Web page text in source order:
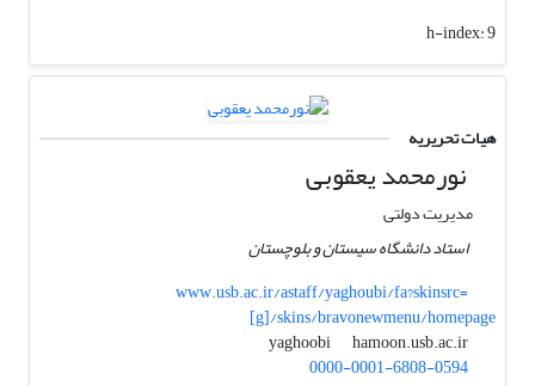
h-index:9
هیات تحریریه
نورمحمد یعقوبی
مدیریت دولتی
استاد دانشگاه سیستان و بلوچستان
www.usb.ac.ir/astaff/yaghoubi/fa?skinsrc=
[g]/skins/bravonewmenu/homepage
yaghoobi
hamoon.usb.ac.ir
0000-0001-6808-0594